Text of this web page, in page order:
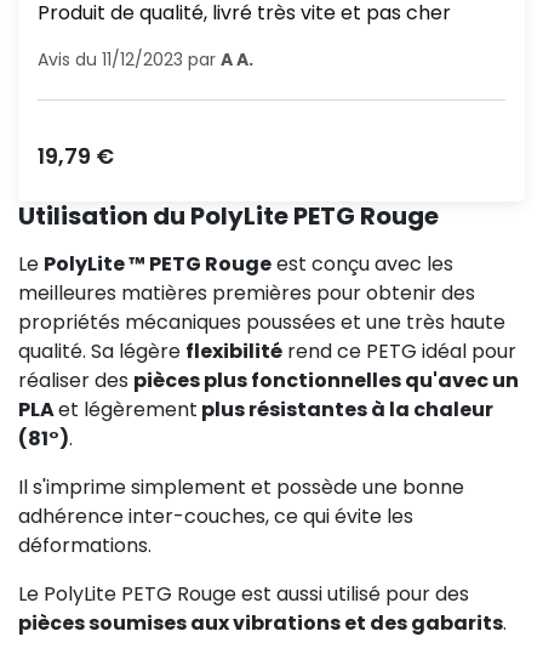
Produit de qualité, livré très vite et pas cher
Avis du 11/12/2023 par A A.
Prix
19,79 €
Utilisation du PolyLite PETG Rouge
Le PolyLite ™ PETG Rougeest conçu avec les
meilleures matières premières pour obtenir des
propriétés mécaniques poussées et une très haute
qualité. Sa légère flexibilité rend ce PETG idéal pour
réaliser des pièces plus fonctionnelles qu'avec un
PLAet légèrement plus résistantes à la chaleur
(81°).
Il s'imprime simplement et possède une bonne
adhérence inter-couches, ce qui évite les
déformations.
Le PolyLite PETG Rouge est aussi utilisé pour des
pièces soumises aux vibrations et des gabarits.